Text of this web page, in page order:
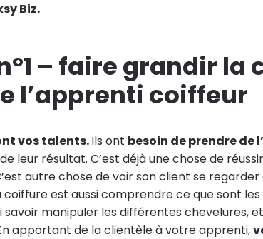
Biz.
– faire grandir la
l’apprenti coiffeur
vos talents.Ils ont besoin de prendre de
leur résultat. C’est déjà une chose de
autre chose de voir son client se
coiffure est aussi comprendre ce que sont
savoir manipuler les différentes chevelures,
apportant de la clientèle à votre apprenti,